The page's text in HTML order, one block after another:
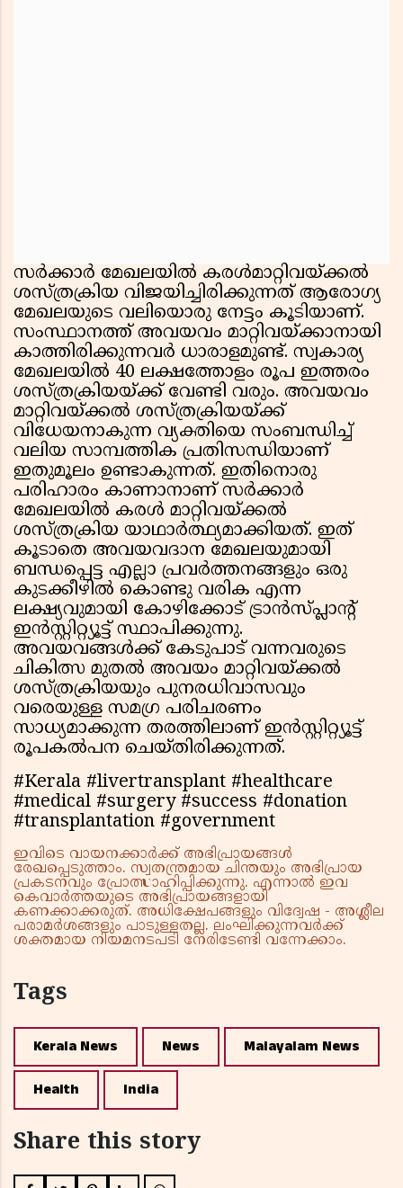
സര്‍ക്കാര്‍ മേഖലയില്‍ കരള്‍മാറ്റിവയ്ക്കല്‍
ശസ്ത്രക്രിയ വിജയിച്ചിരിക്കുന്നത് ആരോഗ്യ
മേഖലയുടെ വലിയൊരു നേട്ടം കൂടിയാണ്.
സംസ്ഥാനത്ത് അവയവം മാറ്റിവയ്ക്കാനായി
കാത്തിരിക്കുന്നവര്‍ ധാരാളമുണ്ട്. സ്വകാര്യ
മേഖലയില്‍ 40 ലക്ഷത്തോളം രൂപ ഇത്തരം
ശസ്ത്രക്രിയയ്ക്ക് വേണ്ടി വരും. അവയവം
മാറ്റിവയ്ക്കല്‍ ശസ്ത്രക്രിയയ്ക്ക്
വിധേയനാകുന്ന വ്യക്തിയെ സംബന്ധിച്ച്
വലിയ സാമ്പത്തിക പ്രതിസന്ധിയാണ്
ഇതുമൂലം ഉണ്ടാകുന്നത്. ഇതിനൊരു
പരിഹാരം കാണാനാണ് സര്‍ക്കാര്‍
മേഖലയില്‍ കരള്‍ മാറ്റിവയ്ക്കല്‍
ശസ്ത്രക്രിയ യാഥാര്‍ത്ഥ്യമാക്കിയത്. ഇത്
കൂടാതെ അവയവദാന മേഖലയുമായി
ബന്ധപ്പെട്ട എല്ലാ പ്രവര്‍ത്തനങ്ങളും ഒരു
കുടക്കീഴില്‍ കൊണ്ടു വരിക എന്ന
ലക്ഷ്യവുമായി കോഴിക്കോട് ട്രാന്‍സ്പ്ലാന്റ്
ഇന്‍സ്റ്റിറ്റ്യൂട്ട് സ്ഥാപിക്കുന്നു.
അവയവങ്ങള്‍ക്ക് കേടുപാട് വന്നവരുടെ
ചികിത്സ മുതല്‍ അവയം മാറ്റിവയ്ക്കല്‍
ശസ്ത്രക്രിയയും പുനരധിവാസവും
വരെയുള്ള സമഗ്ര പരിചരണം
സാധ്യമാക്കുന്ന തരത്തിലാണ് ഇന്‍സ്റ്റിറ്റ്യൂട്ട്
രൂപകല്‍പന ചെയ്തിരിക്കുന്നത്.
#Kerala #livertransplant #healthcare
#medical #surgery #success #donation
#transplantation #government
ഇവിടെ വായനക്കാർക്ക് അഭിപ്രായങ്ങൾ
രേഖപ്പെടുത്താം. സ്വതന്ത്രമായ ചിന്തയും അഭിപ്രായ
പ്രകടനവും പ്രോത്സാഹിപ്പിക്കുന്നു. എന്നാൽ ഇവ
കെവാർത്തയുടെ അഭിപ്രായങ്ങളായി
കണക്കാക്കരുത്. അധിക്ഷേപങ്ങളും വിദ്വേഷ - അശ്ലീല
പരാമർശങ്ങളും പാടുള്ളതല്ല. ലംഘിക്കുന്നവർക്ക്
ശക്തമായ നിയമനടപടി നേരിടേണ്ടി വന്നേക്കാം.
Tags
Kerala News News Malayalam News
Health India
Share this story